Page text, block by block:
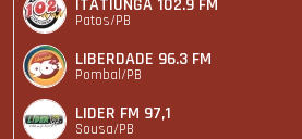
Patos/PB
LIBERDADE 96.3 FM
Pombal/PB
LIDER FM 97,1
Sousa/PB